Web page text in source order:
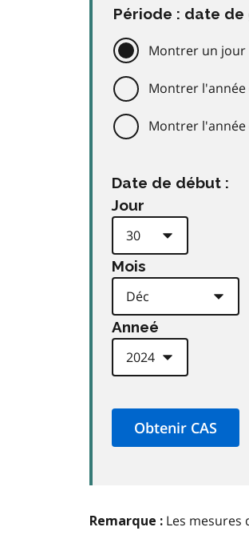
Période : date de
Montrer un jour
Montrer l'année
Montrer l'année
Date de début :
Jour
Mois
Anneé
Remarque : Les mesures